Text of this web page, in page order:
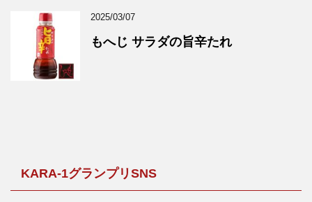
2025/03/07
もへじ サラダの旨辛たれ
KARA-1グランプリSNS